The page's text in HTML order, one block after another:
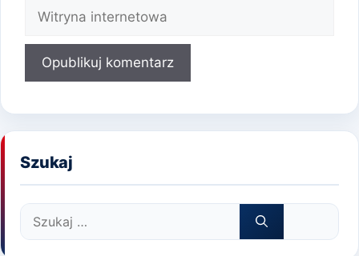
Witryna
Szukaj
Szukaj: